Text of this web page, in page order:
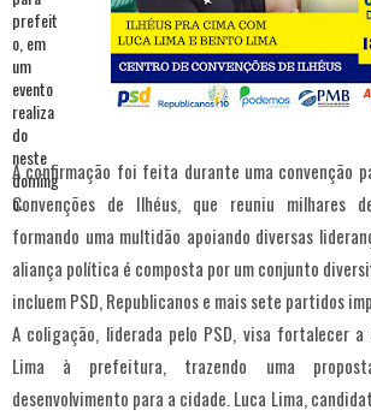
A confirmação foi feita durante uma convenção
Convenções de Ilhéus, que reuniu milhares
formando uma multidão apoiando diversas
aliança política é composta por um conjunto
incluem PSD, Republicanos e mais sete partidos
A coligação, liderada pelo PSD, visa fortalecer
Lima à prefeitura, trazendo uma
desenvolvimento para a cidade. Luca Lima,